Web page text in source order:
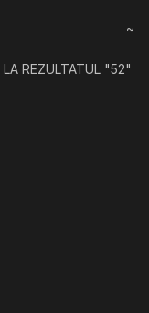
~
REZULTATUL "52"